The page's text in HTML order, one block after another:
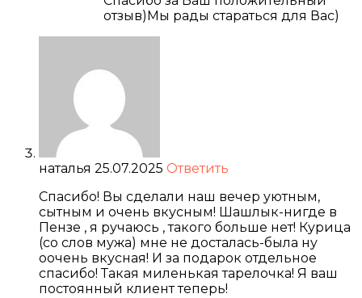
отзыв)Мы рады стараться для Вас)
наталья 25.07.2025 Ответить
Спасибо! Вы сделали наш вечер уютным,
сытным и очень вкусным! Шашлык-нигде в
Пензе , я ручаюсь , такого больше нет! Курица
(со слов мужа) мне не досталась-была ну
оочень вкусная! И за подарок отдельное
спасибо! Такая миленькая тарелочка! Я ваш
постоянный клиент теперь!